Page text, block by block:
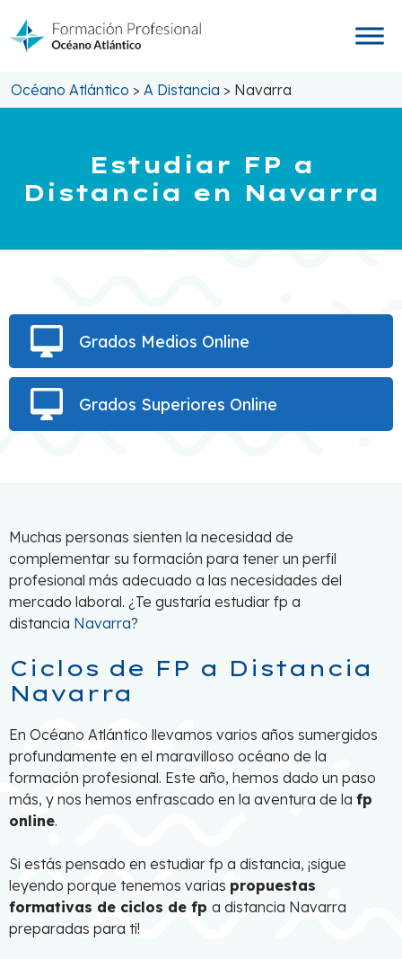
contenido
Océano Atlántico > A Distancia > Navarra
Estudiar FP a
Distancia en Navarra
Grados Medios Online
Grados Superiores Online
Muchas personas sienten la necesidad de
complementar su formación para tener un perfil
profesional más adecuado a las necesidades del
mercado laboral. ¿Te gustaría estudiar fp a
distancia Navarra?
Ciclos de FP a Distancia
Navarra
En Océano Atlántico llevamos varios años sumergidos
profundamente en el maravilloso océano de la
formación profesional. Este año, hemos dado un paso
más, y nos hemos enfrascado en la aventura de la fp
online.
Si estás pensado en estudiar fp a distancia, ¡sigue
leyendo porque tenemos varias propuestas
formativas de ciclos de fp a distancia Navarra
preparadas para ti!